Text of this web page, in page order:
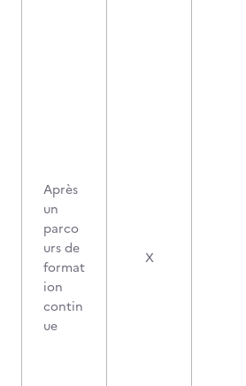
Après
un
parco
urs de
format
ion
contin
ue
X